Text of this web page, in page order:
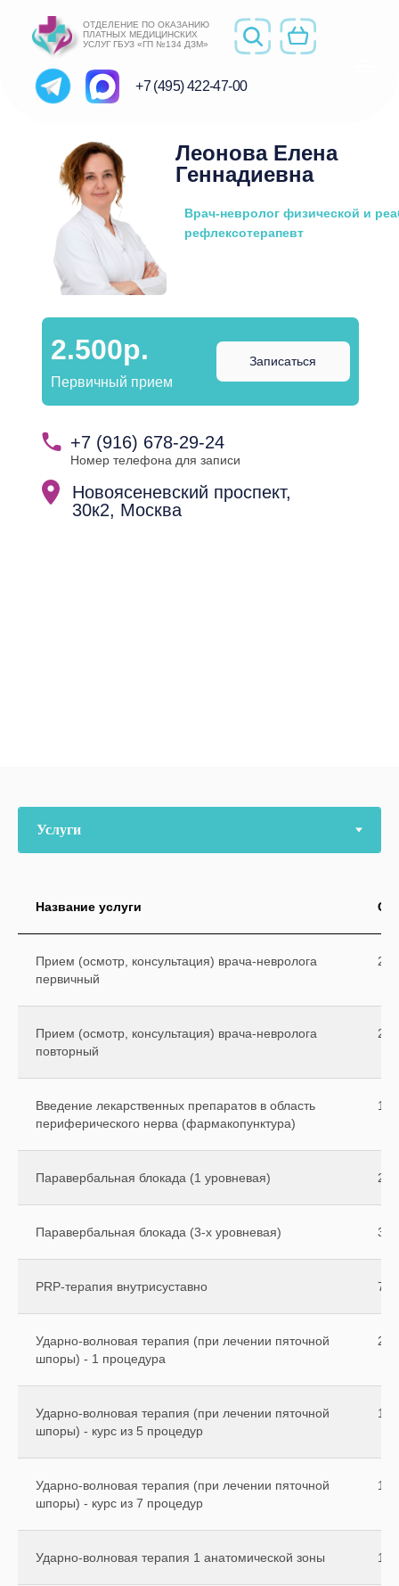
+7 (495) 422-47-00
ОТДЕЛЕНИЕ ПО ОКАЗАНИЮ
ПЛАТНЫХ МЕДИЦИНСКИХ
УСЛУГ ГБУЗ «ГП №134 ДЗМ»
Леонова Елена
Геннадиевна
2.500р.
Первичный прием
Записаться
Врач-невролог физической и
рефлексотерапевт
Номер телефона для записи
+7 (916) 678-29-24
Новоясеневский проспект,
30к2, Москва
Название услуги
Прием (осмотр, консультация) врача-невролога
первичный
Прием (осмотр, консультация) врача-невролога
повторный
Введение лекарственных препаратов в область
периферического нерва (фармакопунктура)
Паравербальная блокада (1 уровневая)
Паравербальная блокада (3-х уровневая)
PRP-терапия внутрисуставно
Ударно-волновая терапия (при лечении пяточной
шпоры) - 1 процедура
Ударно-волновая терапия (при лечении пяточной
шпоры) - курс из 5 процедур
Ударно-волновая терапия (при лечении пяточной
шпоры) - курс из 7 процедур
Ударно-волновая терапия 1 анатомической зоны